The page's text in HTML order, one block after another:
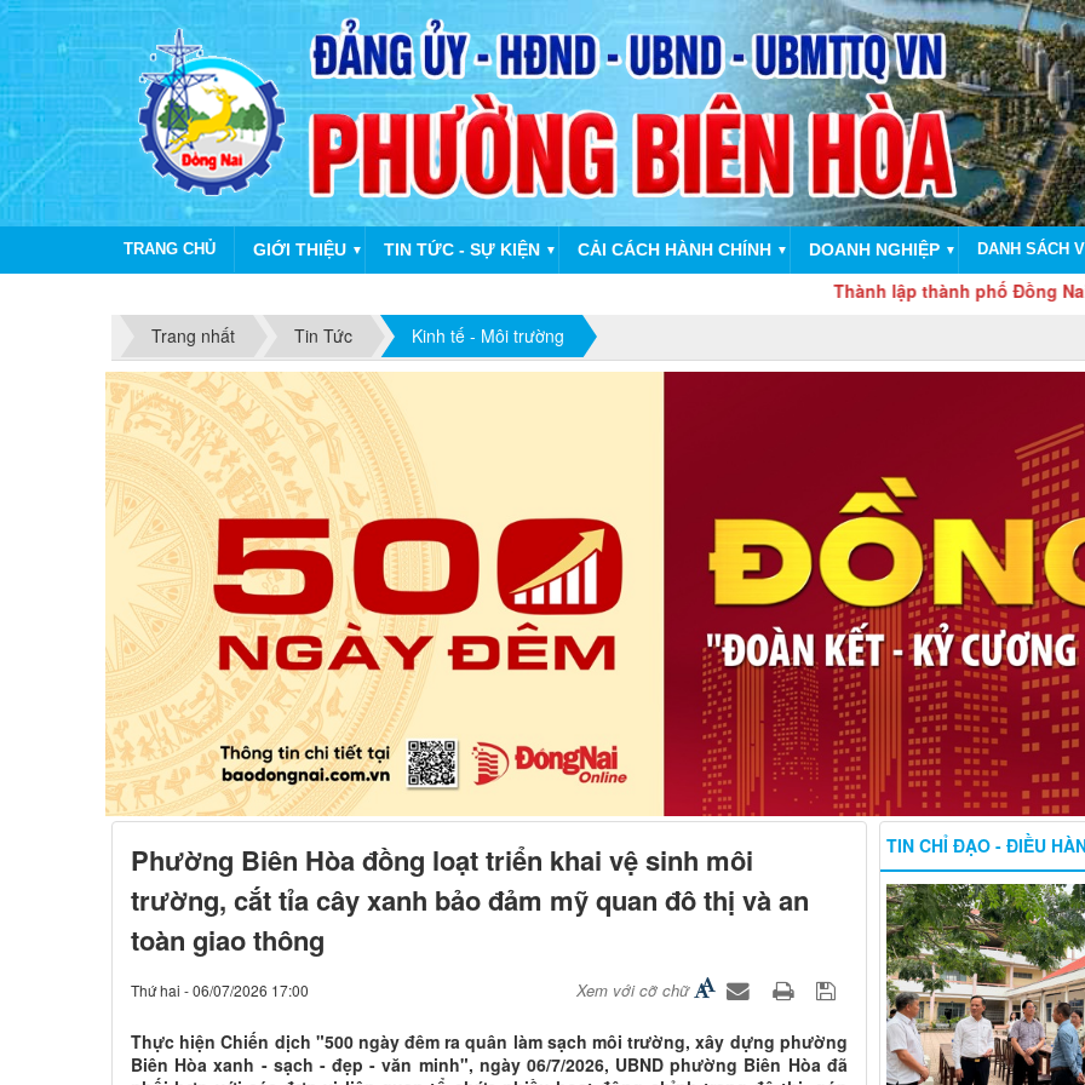
TRANG CHỦ GIỚI THIỆU ▼ TIN TỨC - SỰ KIỆN ▼ CẢI CÁCH HÀNH CHÍNH ▼ DOANH NGHIỆP ▼ DANH SÁCH
Thành lập thành phố Đồng Nai trên cơ sở
Trang nhất
Tin Tức Kinh tế - Môi trường
Phường Biên Hòa đồng loạt triển khai vệ sinh môi
trường, cắt tỉa cây xanh bảo đảm mỹ quan đô thị và an
toàn giao thông
Thứ hai - 06/07/2026 17:00 Xem với cỡ chữ
Thực hiện Chiến dịch "500 ngày đêm ra quân làm sạch môi trường, xây dựng phường
Biên Hòa xanh - sạch - đẹp - văn minh", ngày 06/7/2026, UBND phường Biên Hòa đã
TIN CHỈ ĐẠO - ĐIỀU